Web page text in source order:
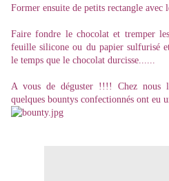
Former ensuite de petits rectangle avec
Faire fondre le chocolat et tremper
feuille silicone ou du papier sulfurisé
le temps que le chocolat durcisse......
A vous de déguster !!!! Chez nous
quelques bountys confectionnés ont eu